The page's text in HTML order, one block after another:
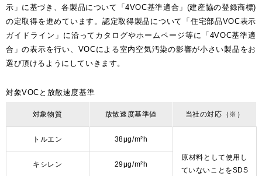
示」に基づき、各製品について「4VOC基準適合」(建産協の登録商標)
の定取得を進めています。認定取得製品について「住宅部品VOC表示
ガイドライン」に沿ってカタログやホームページ等に「4VOC基準適
合」の表示を行い、VOCによる室内空気汚染の影響が小さい製品をお
選び頂けるようにしていきます。
対象VOCと放散速度基準
対象物質 放散速度基準値 当社の対応（※）
トルエン 38μg/m²h
原材料として使用し
ていないことをSDS
キシレン 29μg/m²h